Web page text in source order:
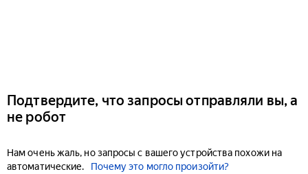
Подтвердите, что запросы отправляли вы, а
не робот
Нам очень жаль, но запросы с вашего устройства похожи на
автоматические.
Почему это могло произойти?